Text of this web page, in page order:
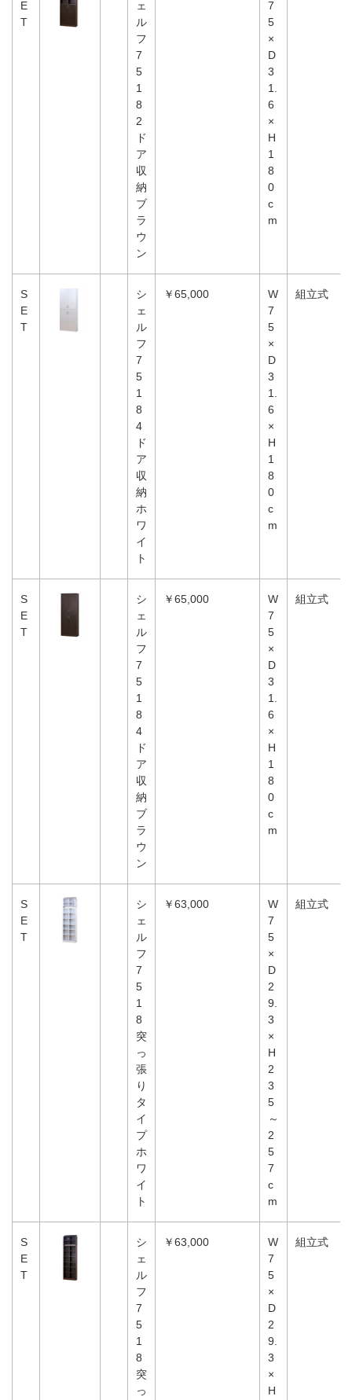
E
T
ェ
ル
フ
7
5
1
8
2
ド
ア
収
納
ブ
ラ
ウ
ン
7
5
×
D
3
1.
6
×
H
1
8
0
c
m
S
E
T
シ
ェ
ル
フ
7
5
1
8
4
ド
ア
収
納
ホ
ワ
イ
ト
￥65,000
W
7
5
×
D
3
1.
6
×
H
1
8
0
c
m
組立式
S
E
T
シ
ェ
ル
フ
7
5
1
8
4
ド
ア
収
納
ブ
ラ
ウ
ン
￥65,000
W
7
5
×
D
3
1.
6
×
H
1
8
0
c
m
組立式
S
E
T
シ
ェ
ル
フ
7
5
1
8
突
っ
張
り
タ
イ
プ
ホ
ワ
イ
ト
￥63,000
W
7
5
×
D
2
9.
3
×
H
2
3
5
～
2
5
7
c
m
組立式
S
E
T
シ
ェ
ル
フ
7
5
1
8
突
っ
￥63,000
W
7
5
×
D
2
9.
3
×
H
組立式